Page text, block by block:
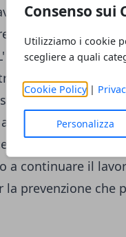
Consenso sui
Utilizziamo i cookie
scegliere a quali
Cookie Policy|
Personalizza
d' oliva può
e a
oleochantal
d' oliva)
delle
e
coordinati
a continuare il
prevenzione che